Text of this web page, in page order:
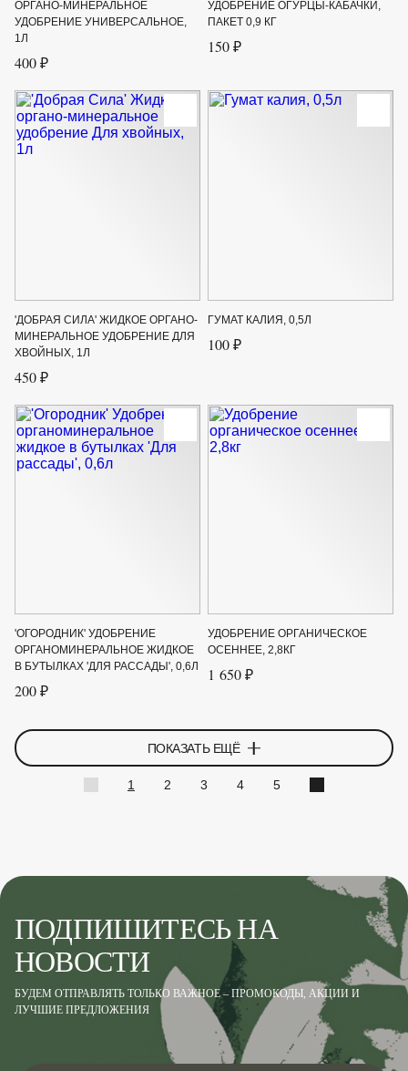
ОРГАНО-МИНЕРАЛЬНОЕ
УДОБРЕНИЕ УНИВЕРСАЛЬНОЕ,
1Л
400 ₽
УДОБРЕНИЕ ОГУРЦЫ-КАБАЧКИ,
ПАКЕТ 0,9 КГ
150 ₽
'ДОБРАЯ СИЛА' ЖИДКОЕ ОРГАНО-
МИНЕРАЛЬНОЕ УДОБРЕНИЕ ДЛЯ
ХВОЙНЫХ, 1Л
450 ₽
ГУМАТ КАЛИЯ, 0,5Л
100 ₽
'ОГОРОДНИК' УДОБРЕНИЕ
ОРГАНОМИНЕРАЛЬНОЕ ЖИДКОЕ
В БУТЫЛКАХ 'ДЛЯ РАССАДЫ', 0,6Л
200 ₽
УДОБРЕНИЕ ОРГАНИЧЕСКОЕ
ОСЕННЕЕ, 2,8КГ
1 650 ₽
ПОКАЗАТЬ ЕЩЁ
1 2 3 4 5
ПОДПИШИТЕСЬ НА
НОВОСТИ
БУДЕМ ОТПРАВЛЯТЬ ТОЛЬКО ВАЖНОЕ – ПРОМОКОДЫ, АКЦИИ И
ЛУЧШИЕ ПРЕДЛОЖЕНИЯ